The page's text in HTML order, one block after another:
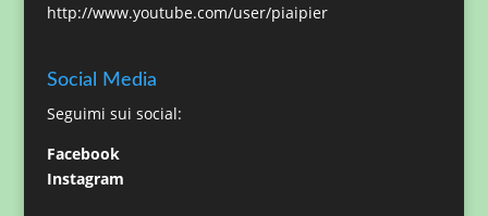
http://www.youtube.com/user/piaipier
Social Media
Seguimi sui social:
Facebook
Instagram